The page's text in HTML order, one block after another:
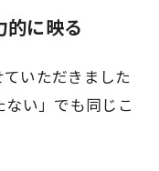
的に映る
いただきました
ない」でも同じこ